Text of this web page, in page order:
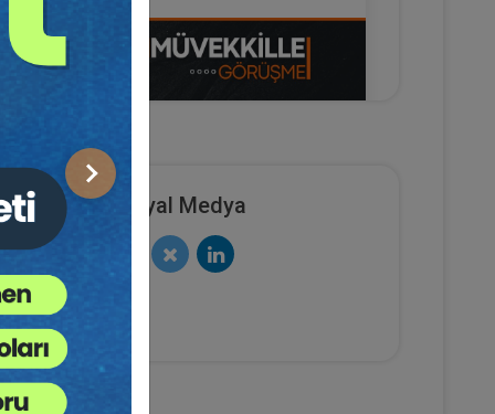
Sonraki
Müvekkille Görüşme Video
Eğitimi
300
Sosyal Medya